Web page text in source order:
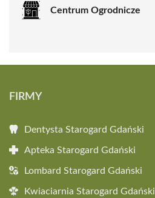
Centrum Ogrodnicze
FIRMY
Dentysta Starogard Gdański
Apteka Starogard Gdański
Lombard Starogard Gdański
Kwiaciarnia Starogard Gdański